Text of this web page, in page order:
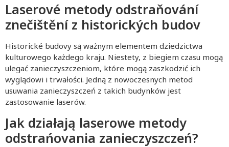
Laserové metody odstraňování
znečištění z historických budov
Historické budovy są ważnym elementem dziedzictwa
kulturowego każdego kraju. Niestety, z biegiem czasu mogą
ulegać zanieczyszczeniom, które mogą zaszkodzić ich
wyglądowi i trwałości. Jedną z nowoczesnych metod
usuwania zanieczyszczeń z takich budynków jest
zastosowanie laserów.
Jak działają laserowe metody
odstrańovania zanieczyszczeń?